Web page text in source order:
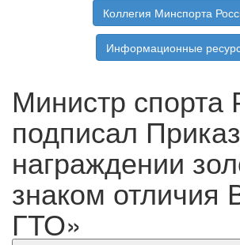
Коллегия Минспорта
Информационные
Министр спорта
подписал
награждении
знаком
ГТО»